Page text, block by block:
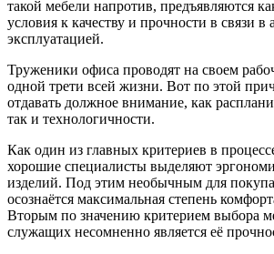
такой мебели напротив, предъявляются
условия к качеству и прочности в связи в
эксплуатацией.
Труженики офиса проводят на своем
одной трети всей жизни. Вот по этой
отдавать должное внимание, как
так и технологичности.
Как один из главных критериев в
хорошие специалисты выделяют
изделий. Под этим необычным для
осознаётся максимальная степень
Вторым по значению критерием выбора
служащих несомненно является её